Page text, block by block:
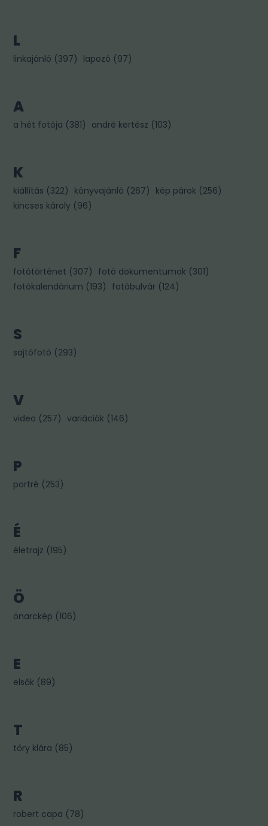
L
linkajánló (397) lapozó (97)
A
a hét fotója (381) andré kertész (103)
K
kiállítás (322) könyvajánló (267) kép párok (256)
kincses károly (96)
F
fotótörténet (307) fotó dokumentumok (301)
fotókalendárium (193) fotóbulvár (124)
S
sajtófotó (293)
V
video (257) variációk (146)
P
portré (253)
É
életrajz (195)
Ö
önarckép (106)
E
elsők (89)
T
tőry klára (85)
R
robert capa (78)